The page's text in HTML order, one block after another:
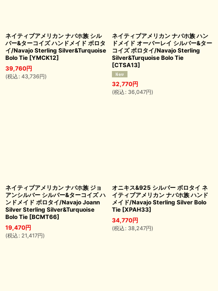
ネイティブアメリカン ナバホ族 シル
バー&ターコイズ ハンドメイド ボロタ
イ/Navajo Sterling Silver&Turquoise
Bolo Tie [YMCK12]
39,760円
(税込 : 43,736円)
ネイティブアメリカン ナバホ族 ハン
ドメイド オーバーレイ シルバー&ター
コイズ ボロタイ/Navajo Sterling
Silver&Turquoise Bolo Tie
[CTSA13]
32,770円
(税込 : 36,047円)
ネイティブアメリカン ナバホ族 ジョ
アンシルバー シルバー&ターコイズ ハ
ンドメイド ボロタイ/Navajo Joann
Silver Sterling Silver&Turquoise
Bolo Tie [BCMT66]
19,470円
(税込 : 21,417円)
オニキス&925 シルバー ボロタイ ネ
イティブアメリカン ナバホ族 ハンド
メイド/Navajo Sterling Silver Bolo
Tie [XPAH33]
34,770円
(税込 : 38,247円)